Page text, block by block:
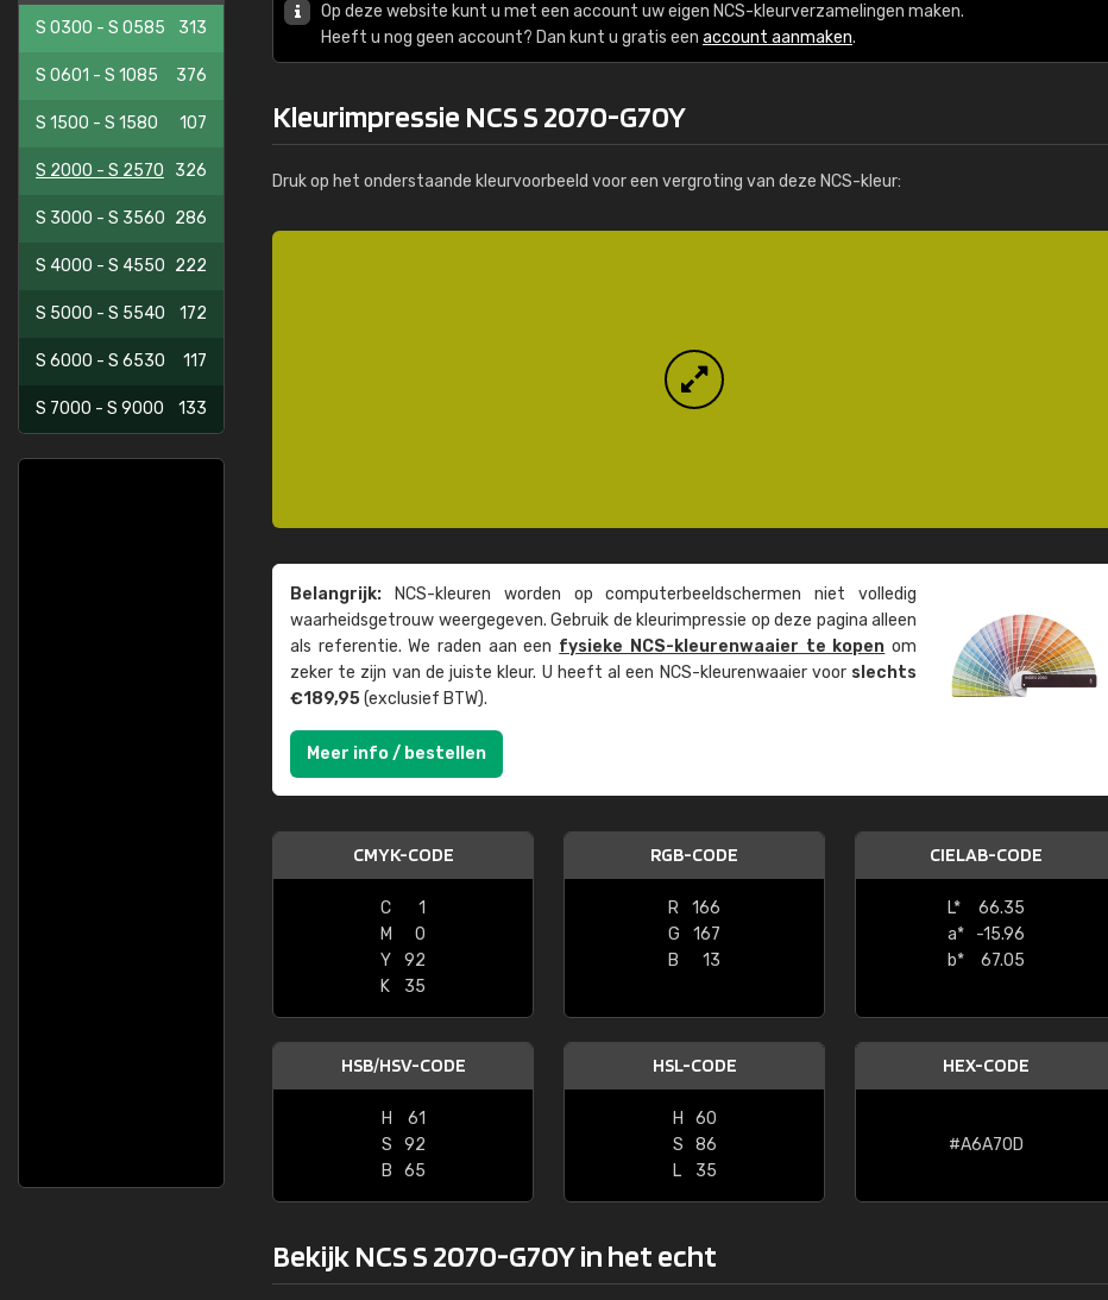
S 0300 - S 0585 313
S 0601 - S 1085 376
S 1500 - S 1580 107
S 2000 - S 2570 326
S 3000 - S 3560 286
S 4000 - S 4550 222
S 5000 - S 5540 172
S 6000 - S 6530 117
S 7000 - S 9000 133
Op deze website kunt u met een account uw eigen NCS-kleurverzamelingen maken.
Heeft u nog geen account? Dan kunt u gratis een account aanmaken.
Kleurimpressie NCS S 2070-G70Y
Druk op het onderstaande kleurvoorbeeld voor een vergroting van deze NCS-kleur:
Belangrijk: NCS-kleuren worden op computer­beeld­schermen niet volledig
waarheids­­getrouw weer­gegeven. Gebruik de kleur­impressie op deze pagina alleen
als referentie. We raden aan een fysieke NCS-kleuren­waaier te kopen om
zeker te zijn van de juiste kleur. U heeft al een NCS-kleuren­waaier voor slechts
€189,95(exclusief BTW).
Meer info / bestellen
CMYK-CODE
C
1
M
0
Y
92
K
35
RGB-CODE
R
166
G
167
B
13
CIELAB-CODE
L*
66.35
a*
-15.96
b*
67.05
HSB/HSV-CODE
H
61
S
92
B
65
HSL-CODE
H
60
S
86
L
35
HEX-CODE
#A6A70D
Bekijk NCS S 2070-G70Y in het echt
"Super snelle service en zeer betaalbaar!"